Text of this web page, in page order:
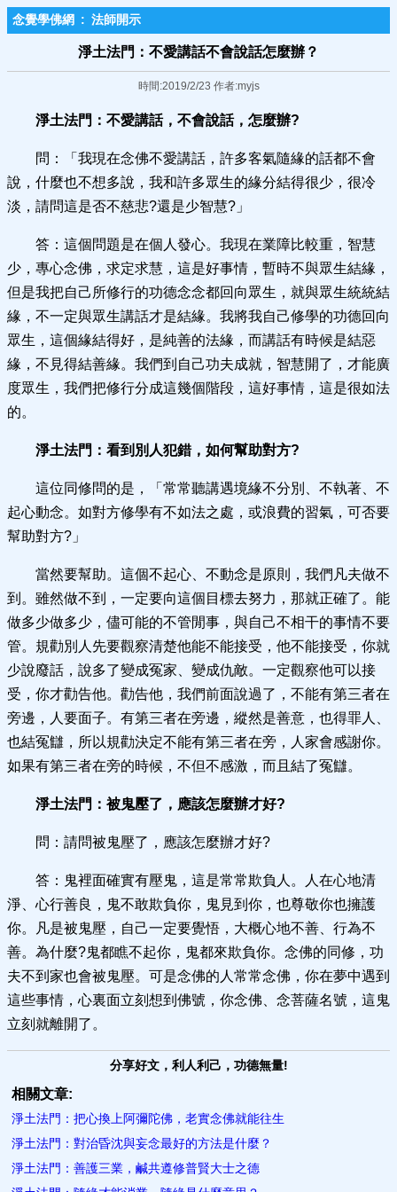
念覺學佛網 : 法師開示
淨土法門：不愛講話不會說話怎麼辦？
時間:2019/2/23 作者:myjs
淨土法門：不愛講話，不會說話，怎麼辦?
問：「我現在念佛不愛講話，許多客氣隨緣的話都不會
說，什麼也不想多說，我和許多眾生的緣分結得很少，很冷
淡，請問這是否不慈悲?還是少智慧?」
答：這個問題是在個人發心。我現在業障比較重，智慧
少，專心念佛，求定求慧，這是好事情，暫時不與眾生結緣，
但是我把自己所修行的功德念念都回向眾生，就與眾生統統結
緣，不一定與眾生講話才是結緣。我將我自己修學的功德回向
眾生，這個緣結得好，是純善的法緣，而講話有時候是結惡
緣，不見得結善緣。我們到自己功夫成就，智慧開了，才能廣
度眾生，我們把修行分成這幾個階段，這好事情，這是很如法
的。
淨土法門：看到別人犯錯，如何幫助對方?
這位同修問的是，「常常聽講遇境緣不分別、不執著、不
起心動念。如對方修學有不如法之處，或浪費的習氣，可否要
幫助對方?」
當然要幫助。這個不起心、不動念是原則，我們凡夫做不
到。雖然做不到，一定要向這個目標去努力，那就正確了。能
做多少做多少，儘可能的不管閒事，與自己不相干的事情不要
管。規勸別人先要觀察清楚他能不能接受，他不能接受，你就
少說廢話，說多了變成冤家、變成仇敵。一定觀察他可以接
受，你才勸告他。勸告他，我們前面說過了，不能有第三者在
旁邊，人要面子。有第三者在旁邊，縱然是善意，也得罪人、
也結冤讎，所以規勸決定不能有第三者在旁，人家會感謝你。
如果有第三者在旁的時候，不但不感激，而且結了冤讎。
淨土法門：被鬼壓了，應該怎麼辦才好?
問：請問被鬼壓了，應該怎麼辦才好?
答：鬼裡面確實有壓鬼，這是常常欺負人。人在心地清
淨、心行善良，鬼不敢欺負你，鬼見到你，也尊敬你也擁護
你。凡是被鬼壓，自己一定要覺悟，大概心地不善、行為不
善。為什麼?鬼都瞧不起你，鬼都來欺負你。念佛的同修，功
夫不到家也會被鬼壓。可是念佛的人常常念佛，你在夢中遇到
這些事情，心裏面立刻想到佛號，你念佛、念菩薩名號，這鬼
立刻就離開了。
分享好文，利人利己，功德無量!
相關文章:
淨土法門：把心換上阿彌陀佛，老實念佛就能往生
淨土法門：對治昏沈與妄念最好的方法是什麼？
淨土法門：善護三業，鹹共遵修普賢大士之德